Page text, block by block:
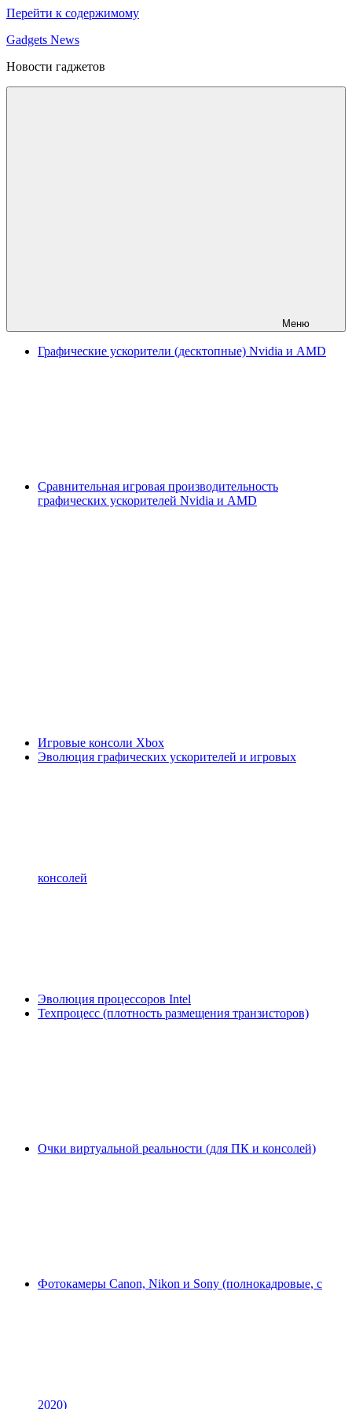
Перейти к содержимому
Gadgets News
Новости гаджетов
Меню
Графические ускорители (десктопные) Nvidia и AMD
Сравнительная игровая производительность
графических ускорителей Nvidia и AMD
Игровые консоли Xbox
Эволюция графических ускорителей и игровых
консолей
Эволюция процессоров Intel
Техпроцесс (плотность размещения транзисторов)
Очки виртуальной реальности (для ПК и консолей)
Фотокамеры Canon, Nikon и Sony (полнокадровые, с
2020)